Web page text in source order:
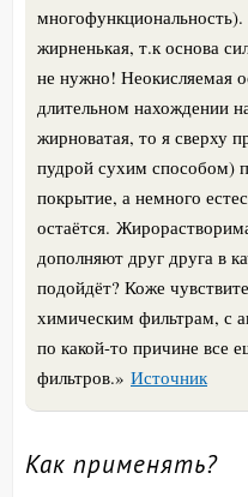
многофункциональность).
жирненькая, т.к основа
не нужно! Неокисляемая
длительном нахождении
жирноватая, то я сверху
пудрой сухим способом)
покрытие, а немного
остаётся.
дополняют друг друга в
подойдёт? Коже
химическим фильтрам, с
по какой-то причине все
фильтров.» Источник
Как применять?